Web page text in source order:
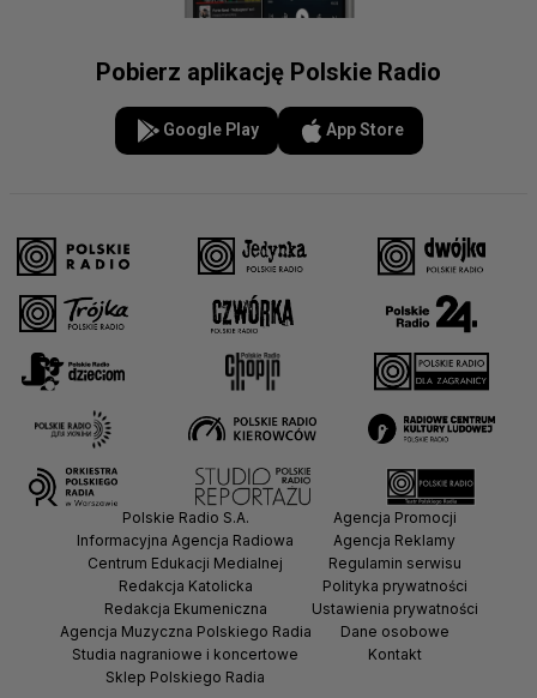
Pobierz aplikację Polskie Radio
Google Play App Store
Polskie Radio S.A.
Informacyjna Agencja Radiowa
Centrum Edukacji Medialnej
Redakcja Katolicka
Redakcja Ekumeniczna
Agencja Muzyczna Polskiego Radia
Studia nagraniowe i koncertowe
Sklep Polskiego Radia
Agencja Promocji
Agencja Reklamy
Regulamin serwisu
Polityka prywatności
Ustawienia prywatności
Dane osobowe
Kontakt